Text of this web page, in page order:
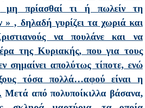
μη πρίασθαί τι ή πωλείν τη
, δηλαδή γυρίζει τα χωριά και
να πουλάνε και να
της Κυριακής, που για τους
σημαίνει απολύτως τίποτε, ενώ
τόσα πολλά…αφού είναι η
Μετά από πολυποίκιλλα βάσανα,